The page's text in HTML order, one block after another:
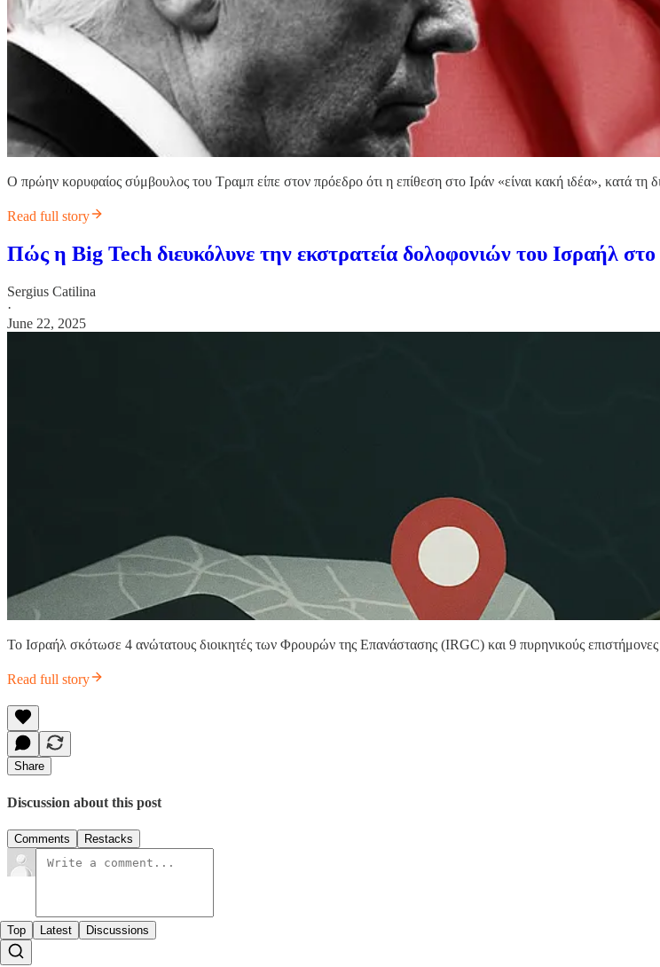
Ο πρώην κορυφαίος σύμβουλος του Τραμπ είπε στον πρόεδρο ότι η επίθεση στο Ιράν «είναι κακή ιδέα», κατά
Read full story
Πώς η Big Tech διευκόλυνε την εκστρατεία δολοφονιών του Ισραήλ στο
Sergius Catilina
·
June 22, 2025
Το Ισραήλ σκότωσε 4 ανώτατους διοικητές των Φρουρών της Επανάστασης (IRGC) και 9 πυρηνικούς
Read full story
Share
Discussion about this post
Comments Restacks
Top Latest Discussions